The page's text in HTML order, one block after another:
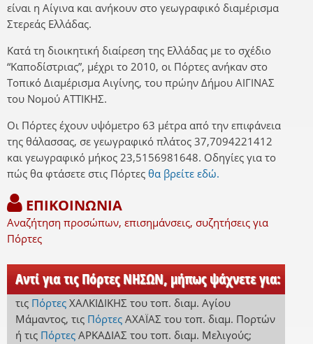
είναι η Αίγινα και ανήκουν στο γεωγραφικό διαμέρισμα
Στερεάς Ελλάδας.
Κατά τη διοικητική διαίρεση της Ελλάδας με το σχέδιο
“Καποδίστριας”, μέχρι το 2010, οι Πόρτες ανήκαν στο
Τοπικό Διαμέρισμα Αιγίνης, του πρώην Δήμου ΑΙΓΙΝΑΣ
του Νομού ΑΤΤΙΚΗΣ.
Οι Πόρτες έχουν υψόμετρο 63 μέτρα από την επιφάνεια
της θάλασσας, σε γεωγραφικό πλάτος 37,7094221412
και γεωγραφικό μήκος 23,5156981648. Οδηγίες για το
πώς θα φτάσετε στις Πόρτες θα βρείτε εδώ.
ΕΠΙΚΟΙΝΩΝΙΑ
Αναζήτηση προσώπων, επισημάνσεις, συζητήσεις για
Πόρτες
Αντί για τις Πόρτες ΝΗΣΩΝ, μήπως ψάχνετε για:
τις Πόρτες ΧΑΛΚΙΔΙΚΗΣ του τοπ. διαμ. Αγίου
Μάμαντος, τις Πόρτες ΑΧΑΪΑΣ του τοπ. διαμ. Πορτών
ή τις Πόρτες ΑΡΚΑΔΙΑΣ του τοπ. διαμ. Μελιγούς;